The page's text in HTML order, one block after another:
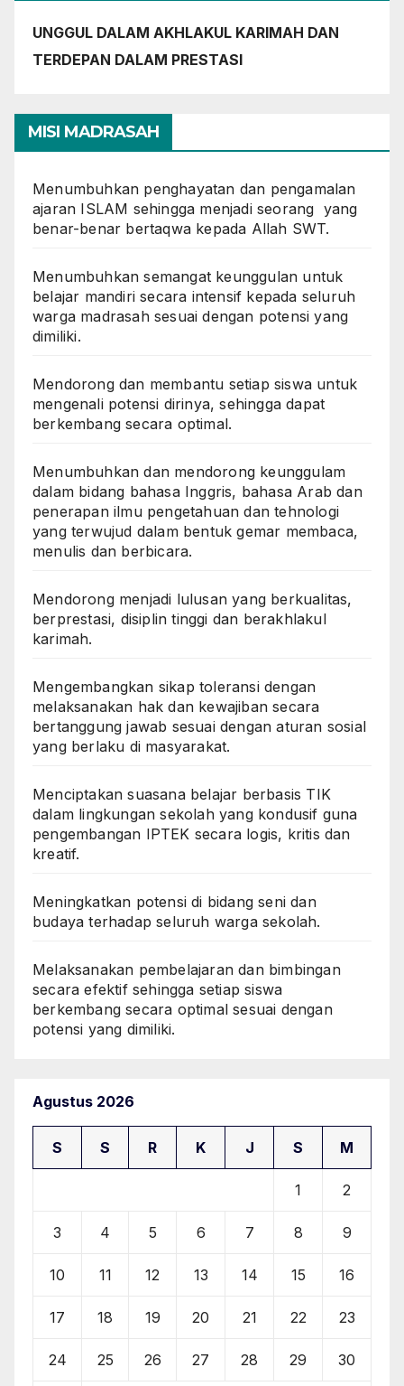
UNGGUL DALAM AKHLAKUL KARIMAH DAN
TERDEPAN DALAM PRESTASI
MISI MADRASAH
Menumbuhkan penghayatan dan pengamalan
ajaran ISLAM sehingga menjadi seorang yang
benar-benar bertaqwa kepada Allah SWT.
Menumbuhkan semangat keunggulan untuk
belajar mandiri secara intensif kepada seluruh
warga madrasah sesuai dengan potensi yang
dimiliki.
Mendorong dan membantu setiap siswa untuk
mengenali potensi dirinya, sehingga dapat
berkembang secara optimal.
Menumbuhkan dan mendorong keunggulam
dalam bidang bahasa Inggris, bahasa Arab dan
penerapan ilmu pengetahuan dan tehnologi
yang terwujud dalam bentuk gemar membaca,
menulis dan berbicara.
Mendorong menjadi lulusan yang berkualitas,
berprestasi, disiplin tinggi dan berakhlakul
karimah.
Mengembangkan sikap toleransi dengan
melaksanakan hak dan kewajiban secara
bertanggung jawab sesuai dengan aturan sosial
yang berlaku di masyarakat.
Menciptakan suasana belajar berbasis TIK
dalam lingkungan sekolah yang kondusif guna
pengembangan IPTEK secara logis, kritis dan
kreatif.
Meningkatkan potensi di bidang seni dan
budaya terhadap seluruh warga sekolah.
Melaksanakan pembelajaran dan bimbingan
secara efektif sehingga setiap siswa
berkembang secara optimal sesuai dengan
potensi yang dimiliki.
Agustus 2026
S S R K J S M
1 2
3 4 5 6 7 8 9
10 11 12 13 14 15 16
17 18 19 20 21 22 23
24 25 26 27 28 29 30